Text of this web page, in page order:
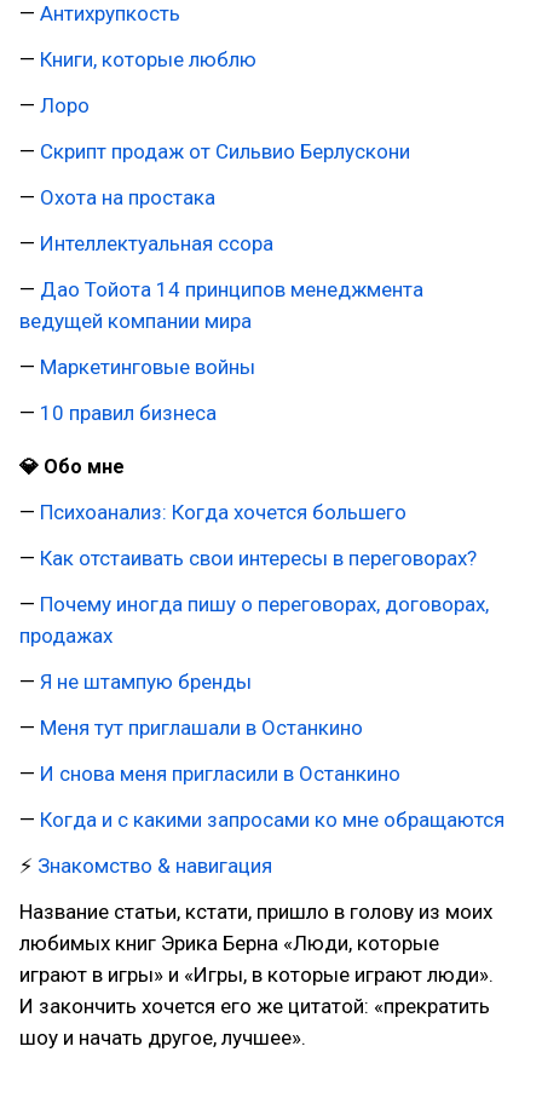
— Антихрупкость
— Книги, которые люблю
— Лоро
— Скрипт продаж от Сильвио Берлускони
— Охота на простака
— Интеллектуальная ссора
— Дао Тойота 14 принципов менеджмента
ведущей компании мира
— Маркетинговые войны
— 10 правил бизнеса
💎 Обо мне
— Психоанализ: Когда хочется большего
— Как отстаивать свои интересы в переговорах?
— Почему иногда пишу о переговорах, договорах,
продажах
— Я не штампую бренды
— Меня тут приглашали в Останкино
— И снова меня пригласили в Останкино
— Когда и с какими запросами ко мне обращаются
⚡ Знакомство & навигация
Название статьи, кстати, пришло в голову из моих
любимых книг Эрика Берна «Люди, которые
играют в игры» и «Игры, в которые играют люди».
И закончить хочется его же цитатой: «прекратить
шоу и начать другое, лучшее».